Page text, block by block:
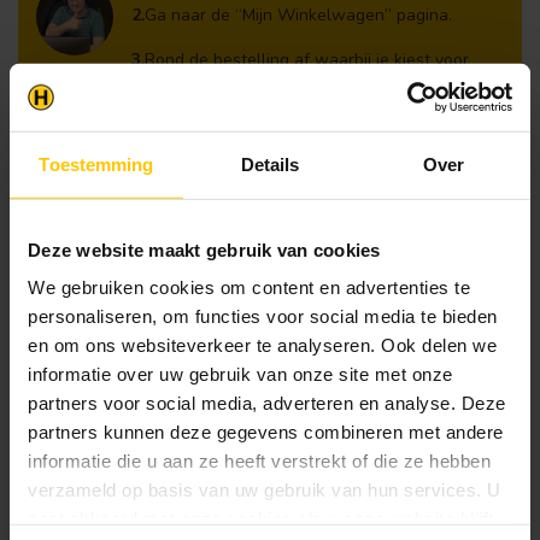
Toestemming Details Over
Deze website maakt gebruik van cookies
We gebruiken cookies om content en advertenties te
personaliseren, om functies voor social media te bieden
en om ons websiteverkeer te analyseren. Ook delen we
informatie over uw gebruik van onze site met onze
partners voor social media, adverteren en analyse. Deze
partners kunnen deze gegevens combineren met andere
informatie die u aan ze heeft verstrekt of die ze hebben
verzameld op basis van uw gebruik van hun services. U
2.Ga naar de “Mijn Winkelwagen” pagina.
3.Rond de bestelling af waarbij je kiest voor
afhalen in de winkel. Vermeld in het
opmerkingen veld de gewenste afhaaldatum.
Let op!
Je krijgt van ons bericht wanneer jouw
bestelling gereed staat om af te halen. Wij
eventueel artikelen die niet voorradig zijn bij
onze leverancier. Dit doen wij alleen wanneer
uw bestelling vooraf per iDeal voldaan is.
Recent bekeken